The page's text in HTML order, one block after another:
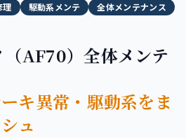
理 駆動系メンテ
全体メンテナンス
（AF70）全体メンテ
キ異常・駆動系をま
ュ